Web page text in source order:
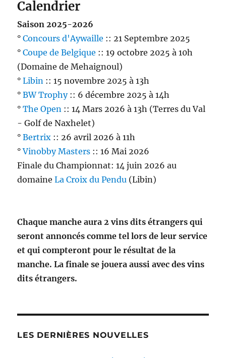
Calendrier
Saison 2025-2026
°Concours d'Aywaille :: 21 Septembre 2025
°Coupe de Belgique :: 19 octobre 2025 à 10h
(Domaine de Mehaignoul)
°Libin :: 15 novembre 2025 à 13h
°BW Trophy:: 6 décembre 2025 à 14h
°The Open :: 14 Mars 2026 à 13h (Terres du Val
- Golf de Naxhelet)
°Bertrix :: 26 avril 2026 à 11h
°Vinobby Masters :: 16 Mai 2026
Finale du Championnat: 14 juin 2026 au
domaineLa Croix du Pendu (Libin)
Chaque manche aura 2 vins dits étrangers qui
seront annoncés comme tel lors de leur service
et qui compteront pour le résultat de la
manche. La finale se jouera aussi avec des vins
dits étrangers.
LES DERNIÈRES NOUVELLES